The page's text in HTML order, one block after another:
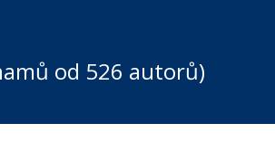
od 526 autorů)